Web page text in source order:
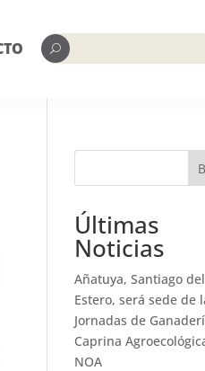
U
Últimas
Noticias
Añatuya, Santiago del
Estero, será sede de
Jornadas de
Caprina
NOA